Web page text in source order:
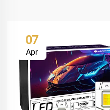
07
Apr